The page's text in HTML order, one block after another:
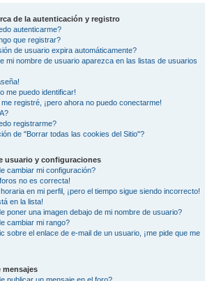
de la autenticación y registro
autenticarme?
que registrar?
de usuario expira automáticamente?
mi nombre de usuario aparezca en las listas de usuarios
me puedo identificar!
registré, ¡pero ahora no puedo conectarme!
registrarme?
de "Borrar todas las cookies del Sitio"?
usuario y configuraciones
cambiar mi configuración?
no es correcta!
en mi perfil, ¡pero el tiempo sigue siendo incorrecto!
en la lista!
poner una imagen debajo de mi nombre de usuario?
cambiar mi rango?
sobre el enlace de e-mail de un usuario, ¡me pide que me
mensajes
publicar un mensaje en el foro?